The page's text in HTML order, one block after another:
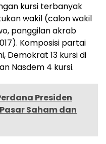
kursi terbanyak
wakil (calon wakil
panggilan akrab
Komposisi partai
Demokrat 13 kursi di
Nasdem 4 kursi.
Presiden
Saham dan